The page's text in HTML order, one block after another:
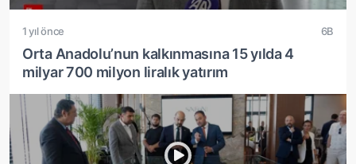
1 yıl önce 6B
Orta Anadolu’nun kalkınmasına 15 yılda 4
milyar 700 milyon liralık yatırım